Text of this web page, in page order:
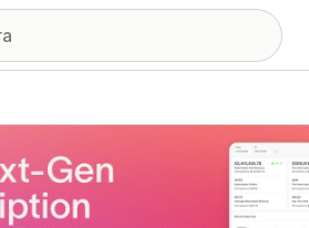
bilder